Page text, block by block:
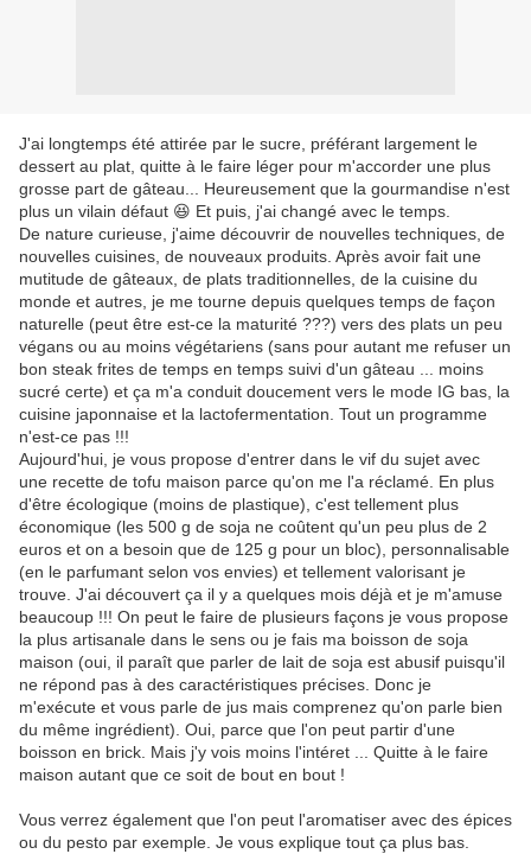
J'ai longtemps été attirée par le sucre, préférant largement le
dessert au plat, quitte à le faire léger pour m'accorder une plus
grosse part de gâteau... Heureusement que la gourmandise n'est
plus un vilain défaut 😆 Et puis, j'ai changé avec le temps.
De nature curieuse, j'aime découvrir de nouvelles techniques, de
nouvelles cuisines, de nouveaux produits. Après avoir fait une
mutitude de gâteaux, de plats traditionnelles, de la cuisine du
monde et autres, je me tourne depuis quelques temps de façon
naturelle (peut être est-ce la maturité ???) vers des plats un peu
végans ou au moins végétariens (sans pour autant me refuser un
bon steak frites de temps en temps suivi d'un gâteau ... moins
sucré certe) et ça m'a conduit doucement vers le mode IG bas, la
cuisine japonnaise et la lactofermentation. Tout un programme
n'est-ce pas !!!
Aujourd'hui, je vous propose d'entrer dans le vif du sujet avec
une recette de tofu maison parce qu'on me l'a réclamé. En plus
d'être écologique (moins de plastique), c'est tellement plus
économique (les 500 g de soja ne coûtent qu'un peu plus de 2
euros et on a besoin que de 125 g pour un bloc), personnalisable
(en le parfumant selon vos envies) et tellement valorisant je
trouve. J'ai découvert ça il y a quelques mois déjà et je m'amuse
beaucoup !!! On peut le faire de plusieurs façons je vous propose
la plus artisanale dans le sens ou je fais ma boisson de soja
maison (oui, il paraît que parler de lait de soja est abusif puisqu'il
ne répond pas à des caractéristiques précises. Donc je
m'exécute et vous parle de jus mais comprenez qu'on parle bien
du même ingrédient). Oui, parce que l'on peut partir d'une
boisson en brick. Mais j'y vois moins l'intéret ... Quitte à le faire
maison autant que ce soit de bout en bout !
Vous verrez également que l'on peut l'aromatiser avec des épices
ou du pesto par exemple. Je vous explique tout ça plus bas.